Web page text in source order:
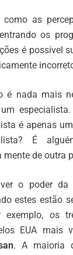
como as
os
é possível
é nada mais
é apenas
É
mente de outra
o poder da
estes estão
exemplo, os
EUA mais
. A maioria